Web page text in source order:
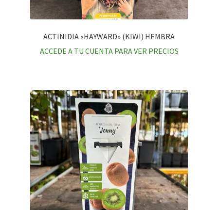
ACTINIDIA «HAYWARD» (KIWI) HEMBRA
ACCEDE A TU CUENTA PARA VER PRECIOS